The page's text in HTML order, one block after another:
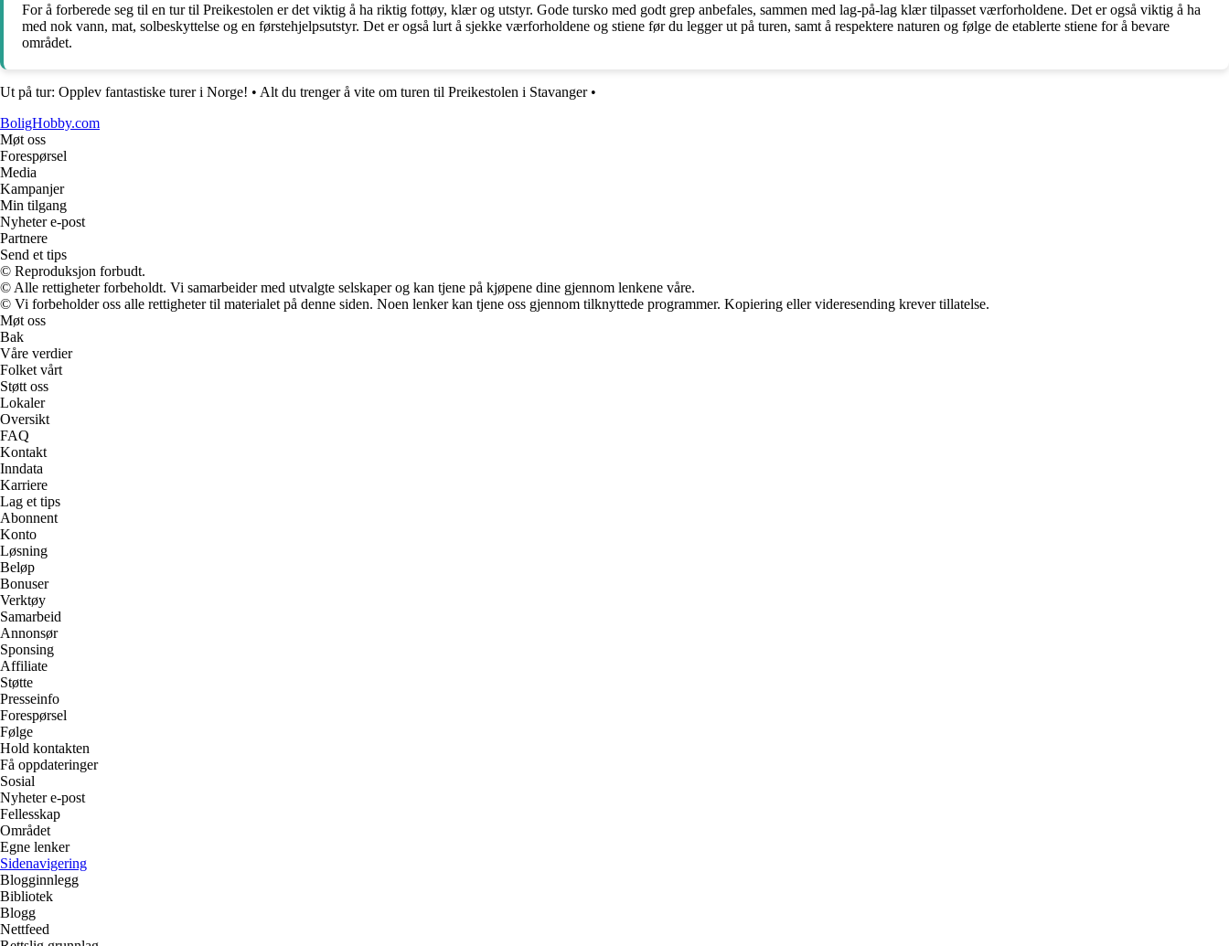
For å forberede seg til en tur til Preikestolen er det viktig å ha riktig fottøy, klær og utstyr. Gode tursko med godt grep anbefales, sammen med lag-på-lag klær tilpasset værforholdene. Det er også viktig å ha
med nok vann, mat, solbeskyttelse og en førstehjelpsutstyr. Det er også lurt å sjekke værforholdene og stiene før du legger ut på turen, samt å respektere naturen og følge de etablerte stiene for å bevare
området.
Ut på tur: Opplev fantastiske turer i Norge! • Alt du trenger å vite om turen til Preikestolen i Stavanger•
BoligHobby.com
Møt oss
Forespørsel
Media
Kampanjer
Min tilgang
Nyheter e-post
Partnere
Send et tips
© Reproduksjon forbudt.
© Alle rettigheter forbeholdt. Vi samarbeider med utvalgte selskaper og kan tjene på kjøpene dine gjennom lenkene våre.
© Vi forbeholder oss alle rettigheter til materialet på denne siden. Noen lenker kan tjene oss gjennom tilknyttede programmer. Kopiering eller videresending krever tillatelse.
Møt oss
Bak
Våre verdier
Folket vårt
Støtt oss
Lokaler
Oversikt
FAQ
Kontakt
Inndata
Karriere
Lag et tips
Abonnent
Konto
Løsning
Beløp
Bonuser
Verktøy
Samarbeid
Annonsør
Sponsing
Affiliate
Støtte
Presseinfo
Forespørsel
Følge
Hold kontakten
Få oppdateringer
Sosial
Nyheter e-post
Fellesskap
Området
Egne lenker
Sidenavigering
Blogginnlegg
Bibliotek
Blogg
Nettfeed